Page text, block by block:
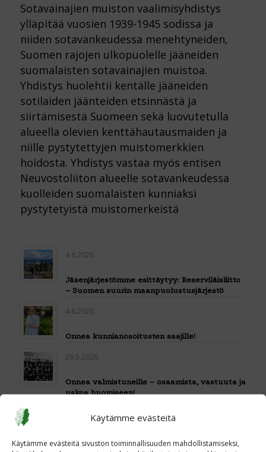
Käytämme evästeitä
Käytämme evästeitä sivuston toiminnallisuuden mahdollistamiseksi,
Sotavainajien muiston vaalimisyhdistys
ylläpitää vuosien 1939-1945 sodissa ja
niiden sotavankeudessa menehtyneiden,
Suomen rajojen ulkopuolelle jääneiden
suomalaisten sotavainajien muistoa.
Yhdistys huolehtii kentälle jääneiden
sotilaiden jäänteiden etsinnästä ja
siirtämisestä Suomeen sekä luovutetulla
alueella olevien kenttähautausmaiden ja
niille pystytettyjen muistomerkkien
hoidosta. Yhdistys vastaa myös entisen
Neuvostoliiton alueelle sotavankeudessa
kuolleiden suomalaisten kunniaksi
pystytetyistä muistomerkeistä
4.6.2026
Jäsenjärjestömme esittäytyy: Reserviläisliitto
– Suomen suurin maanpuolustusjärjestö
4.6.2026
Onnea kunnianosoitusten saajille!
29.5.2026
Onnea valmistuneille – osaamista, vastuuta ja
uskoa huomiseen!
29.5.2026
utbildningsprogram med SFP